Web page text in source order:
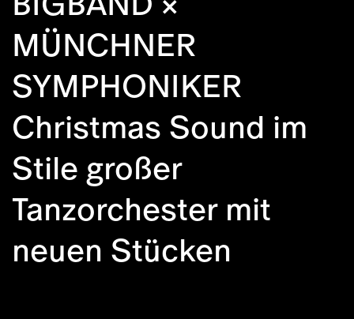
MÜNCHNER
SYMPHONIKER
Christmas Sound im
Stile großer
Tanzorchester mit
neuen Stücken